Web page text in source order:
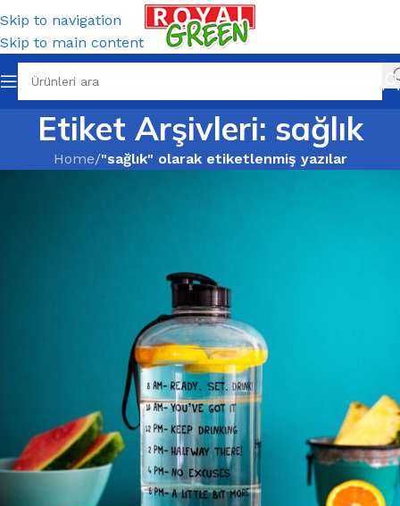
Skip to navigation
Skip to main content
Etiket Arşivleri: sağlık
Home/"sağlık" olarak etiketlenmiş yazılar